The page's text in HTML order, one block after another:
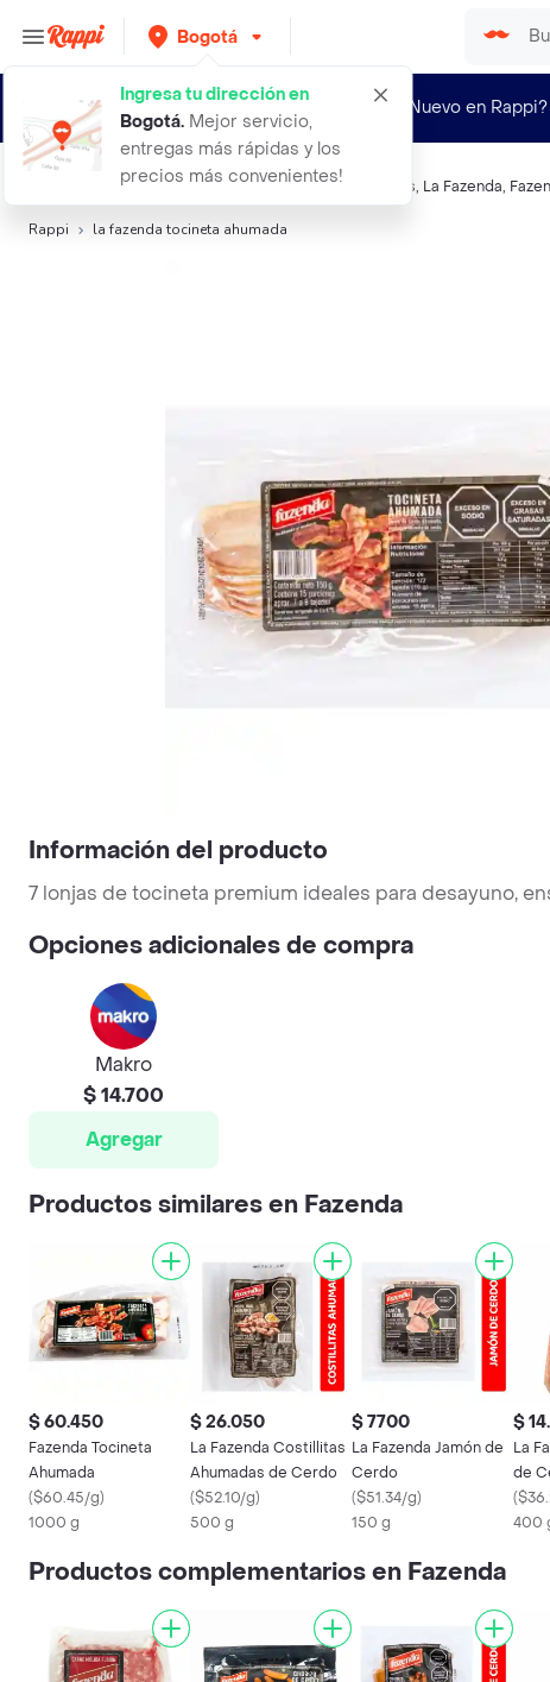
Bogotá
Ingresa tu dirección en
Bogotá. Mejor servicio,
entregas más rápidas y los
precios más convenientes!
¿Nuevo en Rappi?
Búsquedas relacionadas:Carnes maduras y ahumadas, La Fazenda,
Rappi la fazenda tocineta ahumada
Información del producto
7 lonjas de tocineta premium ideales para desayuno,
Opciones adicionales de compra
Makro
$ 14.700
Agregar
Productos similares en Fazenda
$ 60.450
Fazenda Tocineta
Ahumada
($60.45/g)
1000 g
$ 26.050
La Fazenda Costillitas
Ahumadas de Cerdo
($52.10/g)
500 g
$ 7700
La Fazenda Jamón de
Cerdo
($51.34/g)
150 g
$
La
de
(
400
Productos complementarios en Fazenda